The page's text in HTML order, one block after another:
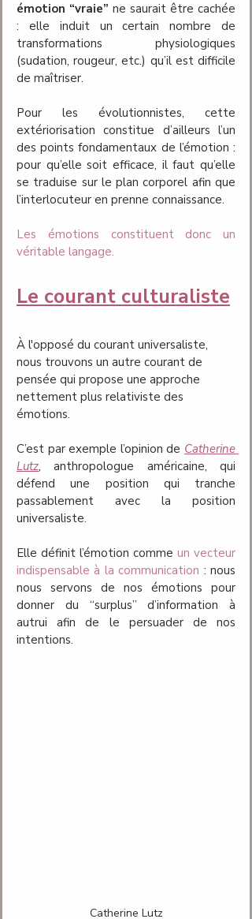
émotion “vraie” ne saurait être cachée
: elle induit un certain nombre de
transformations physiologiques
(sudation, rougeur, etc.) qu’il est difficile
de maîtriser.
Pour les évolutionnistes, cette
extériorisation constitue d’ailleurs l’un
pour qu’elle soit efficace, il faut qu’elle
se traduise sur le plan corporel afin que
l’interlocuteur en prenne connaissance.
Les émotions constituent donc un
véritable langage.
Le courant culturaliste
À l'opposé du courant universaliste,
nous trouvons un autre courant de
pensée qui propose une approche
nettement plus relativiste des
émotions.
C’est par exemple l’opinion de Catherine
Lutz, anthropologue américaine, qui
défend une position qui tranche
passablement avec la position
universaliste.
Elle définit l’émotion comme un vecteur
indispensable à la communication : nous
nous servons de nos émotions pour
donner du “surplus” d’information à
autrui afin de le persuader de nos
intentions.
Catherine Lutz